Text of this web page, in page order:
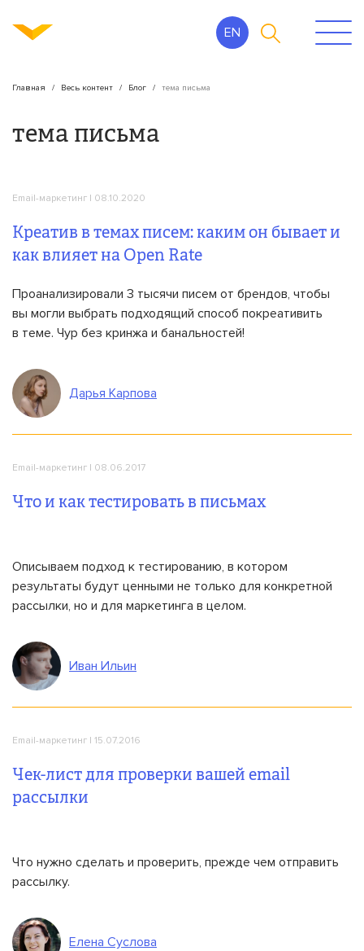
EN
Главная Весь контент Блог тема письма
тема письма
Email-маркетинг | 08.10.2020
Креатив в темах писем: каким он бывает и
как влияет на Open Rate
Проанализировали 3 тысячи писем от брендов, чтобы
вы могли выбрать подходящий способ покреативить
в теме. Чур без кринжа и банальностей!
Дарья Карпова
Email-маркетинг | 08.06.2017
Что и как тестировать в письмах
Описываем подход к тестированию, в котором
результаты будут ценными не только для конкретной
рассылки, но и для маркетинга в целом.
Иван Ильин
Email-маркетинг | 15.07.2016
Чек-лист для проверки вашей email
рассылки
Что нужно сделать и проверить, прежде чем отправить
рассылку.
Елена Суслова